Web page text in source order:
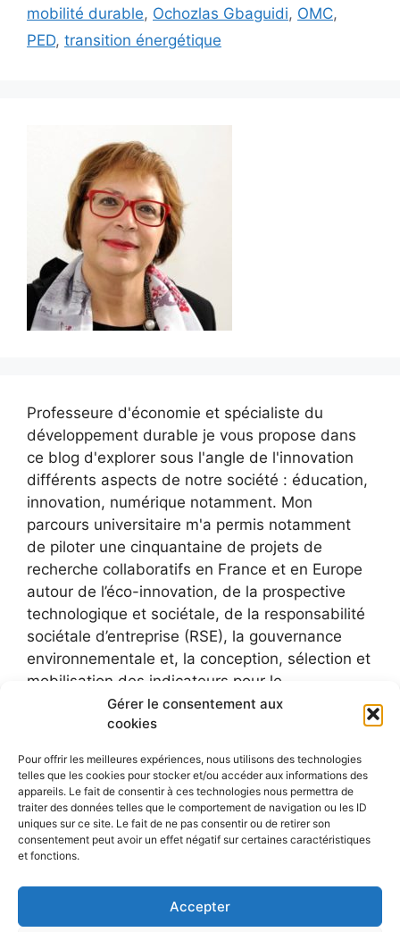
Gérer le consentement aux
cookies
Pour offrir les meilleures expériences, nous utilisons des technologies
telles que les cookies pour stocker et/ou accéder aux informations des
appareils. Le fait de consentir à ces technologies nous permettra de
traiter des données telles que le comportement de navigation ou les ID
uniques sur ce site. Le fait de ne pas consentir ou de retirer son
consentement peut avoir un effet négatif sur certaines caractéristiques
et fonctions.
Accepter
mobilité durable, Ochozlas Gbaguidi, OMC,
PED, transition énergétique
Professeure d'économie et spécialiste du
développement durable je vous propose dans
ce blog d'explorer sous l'angle de l'innovation
différents aspects de notre société : éducation,
innovation, numérique notamment. Mon
parcours universitaire m'a permis notamment
de piloter une cinquantaine de projets de
recherche collaboratifs en France et en Europe
autour de l’éco-innovation, de la prospective
technologique et sociétale, de la responsabilité
sociétale d’entreprise (RSE), la gouvernance
environnementale et, la conception, sélection et
mobilisation des indicateurs pour le
développement durable.